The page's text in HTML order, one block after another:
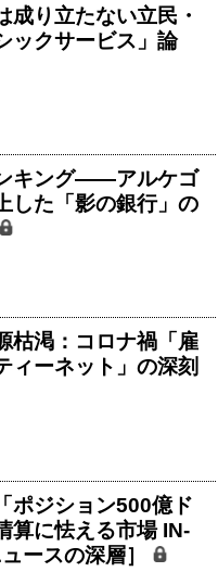
成り立たない立民・
ックサービス」論
キング――アルケゴ
した「影の銀行」の
枯渇：コロナ禍「雇
ィーネット」の深刻
ポジション500億ド
算に怯える市場 IN-
ースの深層］